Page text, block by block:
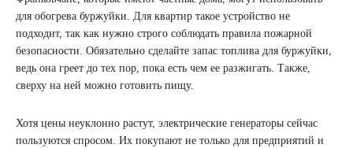
для обогрева буржуйки. Для квартир такое устройство не
подходит, так как нужно строго соблюдать правила пожарной
безопасности. Обязательно сделайте запас топлива для буржуйки,
ведь она греет до тех пор, пока есть чем ее разжигать. Также,
сверху на ней можно готовить пищу.
Хотя цены неуклонно растут, электрические генераторы сейчас
пользуются спросом. Их покупают не только для предприятий и